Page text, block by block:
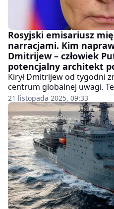
Rosyjski emisariusz
narracjami. Kim
Dmitrijew – człowiek
potencjalny architekt
Kirył Dmitrijew od tygodni
centrum globalnej uwagi.
biznesmen i szef
Bezpośrednich, stał się
które – jak twierdzą
do zakończenia wojny w
jednak za sprytnego
obdarzonego doskonałą
talentem do kształtowania
publiczność.
21 listopada 2025, 09:33